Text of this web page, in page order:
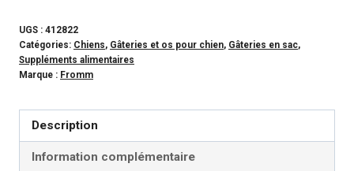
NUTRITIONALS
-
Biscuits
système
immunitaire
pour
UGS : 412822
Catégories: Chiens, Gâteries et os pour chien, Gâteries en sac,
Suppléments alimentaires
Marque : Fromm
Description
Information complémentaire